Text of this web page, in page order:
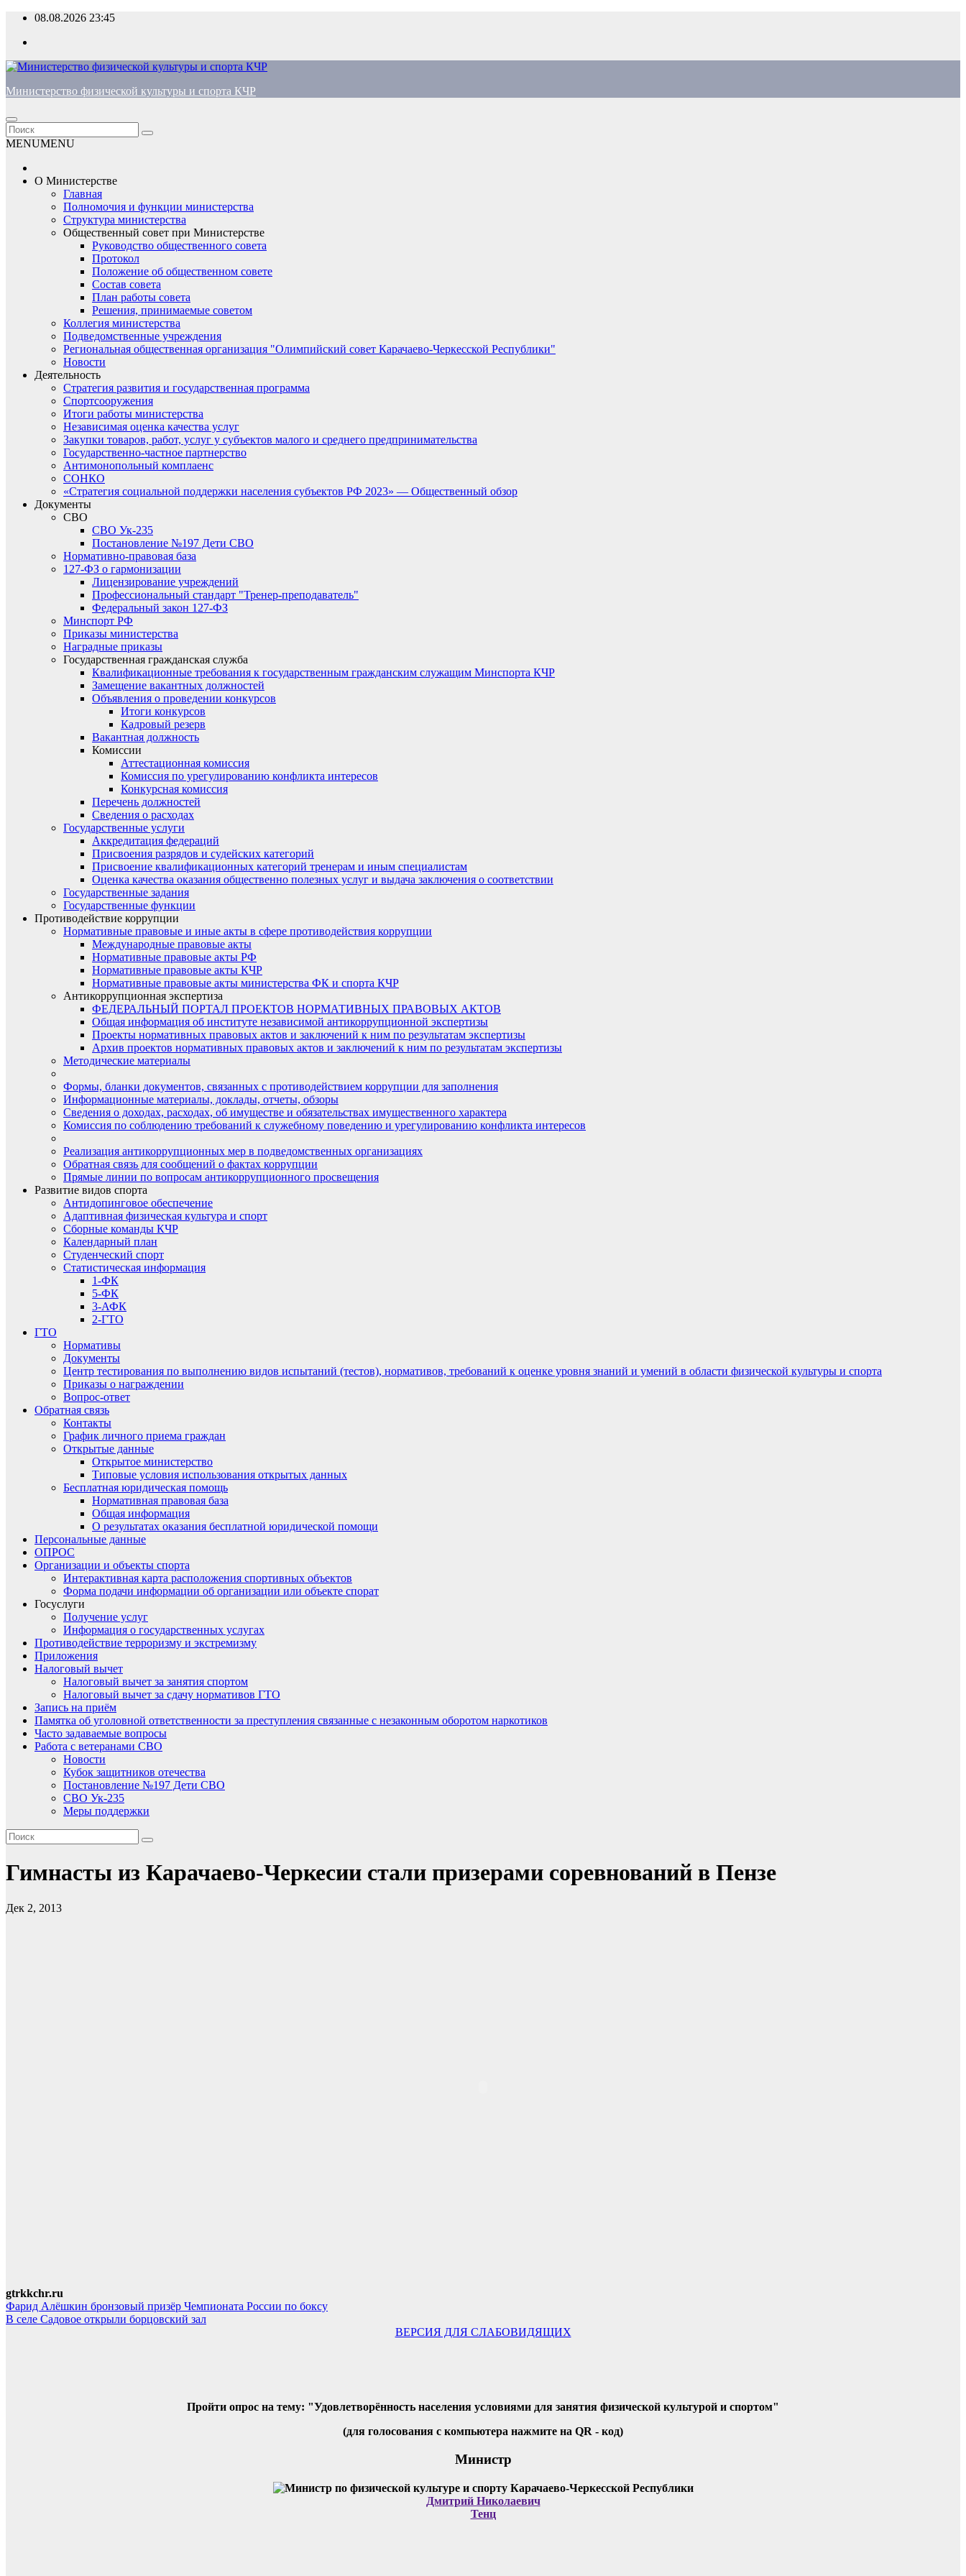
Перейти
содержимому
08.08.2026 23:45
Министерство физической культуры и спорта КЧР
MENUMENU
О Министерстве
Главная
Полномочия и функции министерства
Структура министерства
Общественный совет при Министерстве
Руководство общественного совета
Протокол
Положение об общественном совете
Состав совета
План работы совета
Решения, принимаемые советом
Коллегия министерства
Подведомственные учреждения
Региональная общественная организация "Олимпийский совет Карачаево-Черкесской Республики"
Новости
Деятельность
Стратегия развития и государственная программа
Спортсооружения
Итоги работы министерства
Независимая оценка качества услуг
Закупки товаров, работ, услуг у субъектов малого и среднего предпринимательства
Государственно-частное партнерство
Антимонопольный комплаенс
СОНКО
«Стратегия социальной поддержки населения субъектов РФ 2023» — Общественный обзор
Документы
СВО
СВО Ук-235
Постановление №197 Дети СВО
Нормативно-правовая база
127-ФЗ о гармонизации
Лицензирование учреждений
Профессиональный стандарт "Тренер-преподаватель"
Федеральный закон 127-ФЗ
Минспорт РФ
Приказы министерства
Наградные приказы
Государственная гражданская служба
Квалификационные требования к государственным гражданским служащим Минспорта КЧР
Замещение вакантных должностей
Объявления о проведении конкурсов
Итоги конкурсов
Кадровый резерв
Вакантная должность
Комиссии
Аттестационная комиссия
Комиссия по урегулированию конфликта интересов
Конкурсная комиссия
Перечень должностей
Сведения о расходах
Государственные услуги
Аккредитация федераций
Присвоения разрядов и судейских категорий
Присвоение квалификационных категорий тренерам и иным специалистам
Оценка качества оказания общественно полезных услуг и выдача заключения о соответствии
Государственные задания
Государственные функции
Противодействие коррупции
Нормативные правовые и иные акты в сфере противодействия коррупции
Международные правовые акты
Нормативные правовые акты РФ
Нормативные правовые акты КЧР
Нормативные правовые акты министерства ФК и спорта КЧР
Антикоррупционная экспертиза
ФЕДЕРАЛЬНЫЙ ПОРТАЛ ПРОЕКТОВ НОРМАТИВНЫХ ПРАВОВЫХ АКТОВ
Общая информация об институте независимой антикоррупционной экспертизы
Проекты нормативных правовых актов и заключений к ним по результатам экспертизы
Архив проектов нормативных правовых актов и заключений к ним по результатам экспертизы
Методические материалы
Формы, бланки документов, связанных с противодействием коррупции для заполнения
Информационные материалы, доклады, отчеты, обзоры
Сведения о доходах, расходах, об имуществе и обязательствах имущественного характера
Комиссия по соблюдению требований к служебному поведению и урегулированию конфликта интересов
Реализация антикоррупционных мер в подведомственных организациях
Обратная связь для сообщений о фактах коррупции
Прямые линии по вопросам антикоррупционного просвещения
Развитие видов спорта
Антидопинговое обеспечение
Адаптивная физическая культура и спорт
Сборные команды КЧР
Календарный план
Студенческий спорт
Статистическая информация
1-ФК
5-ФК
3-АФК
2-ГТО
ГТО
Нормативы
Документы
Центр тестирования по выполнению видов испытаний (тестов), нормативов, требований к оценке уровня знаний и умений в области физической культуры и спорта
Приказы о награждении
Вопрос-ответ
Обратная связь
Контакты
График личного приема граждан
Открытые данные
Открытое министерство
Типовые условия использования открытых данных
Бесплатная юридическая помощь
Нормативная правовая база
Общая информация
О результатах оказания бесплатной юридической помощи
Персональные данные
ОПРОС
Организации и объекты спорта
Интерактивная карта расположения спортивных объектов
Форма подачи информации об организации или объекте спорат
Госуслуги
Получение услуг
Информация о государственных услугах
Противодействие терроризму и экстремизму
Приложения
Налоговый вычет
Налоговый вычет за занятия спортом
Налоговый вычет за сдачу нормативов ГТО
Запись на приём
Памятка об уголовной ответственности за преступления связанные с незаконным оборотом наркотиков
Часто задаваемые вопросы
Работа с ветеранами СВО
Новости
Кубок защитников отечества
Постановление №197 Дети СВО
СВО Ук-235
Меры поддержки
Гимнасты из Карачаево-Черкесии стали призерами соревнований в Пензе
Дек 2, 2013
gtrkkchr.ru
Навигация
по
Фарид Алёшкин бронзовый призёр Чемпионата России по боксу
В селе Садовое открыли борцовский зал
ВЕРСИЯ ДЛЯ СЛАБОВИДЯЩИХ
Пройти опрос на тему: "Удовлетворённость населения условиями для занятия физической культурой и спортом"
(для голосования с компьютера нажмите на QR - код)
Министр
Дмитрий Николаевич
Тенц